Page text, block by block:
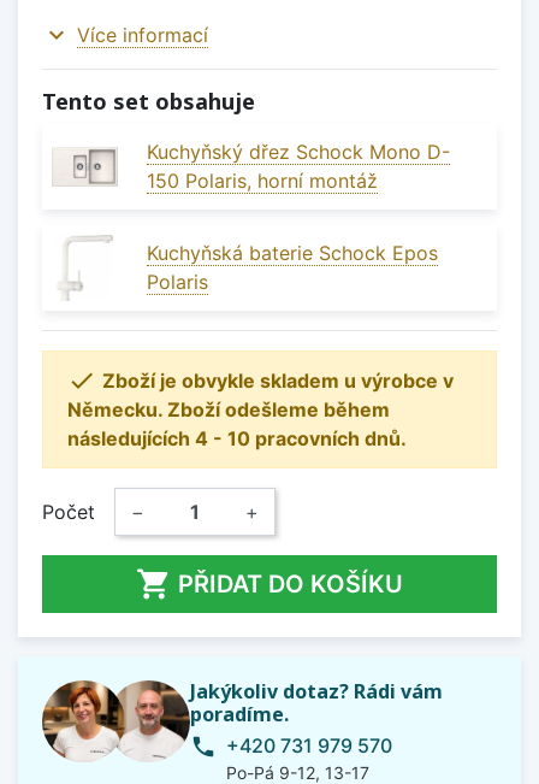
expand_more Více informací
Tento set obsahuje
Kuchyňský dřez Schock Mono D-
150 Polaris, horní montáž
Kuchyňská baterie Schock Epos
Polaris
 Zboží je obvykle skladem u výrobce v
Německu. Zboží odešleme během
následujících 4 - 10 pracovních dnů.
Počet − +
 PŘIDAT DO KOŠÍKU
Jakýkoliv dotaz? Rádi vám
poradíme.
phone +420 731 979 570
Po-Pá 9-12, 13-17